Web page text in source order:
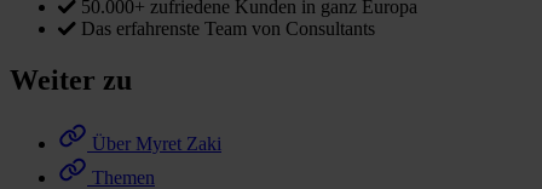
50.000+ zufriedene Kunden in ganz Europa
Das erfahrenste Team von Consultants
Weiter zu
Über Myret Zaki
Themen